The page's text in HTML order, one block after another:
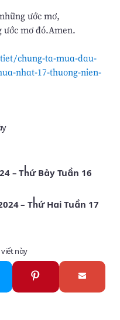
ước mơ,
mơ đó.Amen.
chung-ta-mua-dau-
nhat-17-thuong-nien-
– Thứ Bảy Tuần 16
– Thứ Hai Tuần 17
viết này